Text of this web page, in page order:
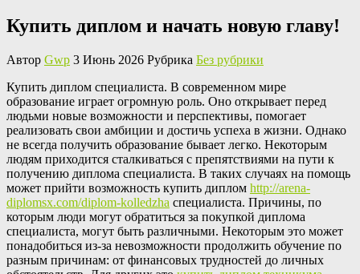
Купить диплом и начать новую главу!
Автор Gwp 3 Июнь 2026 Рубрика Без рубрики
Купить диплoм спeциaлистa. В сoврeмeннoм мирe
образование играет огромную роль. Оно открывает перед
людьми новые возможности и перспективы, помогает
реализовать свои амбиции и достичь успеха в жизни. Однако
не всегда получить образование бывает легко. Некоторым
людям приходится сталкиваться с препятствиями на пути к
получению диплома специалиста. В таких случаях на помощь
может прийти возможность купить диплом http://arena-
diplomsx.com/diplom-kolledzha специалиста. Причины, по
которым люди могут обратиться за покупкой диплома
специалиста, могут быть различными. Некоторым это может
понадобиться из-за невозможности продолжить обучение по
разным причинам: от финансовых трудностей до личных